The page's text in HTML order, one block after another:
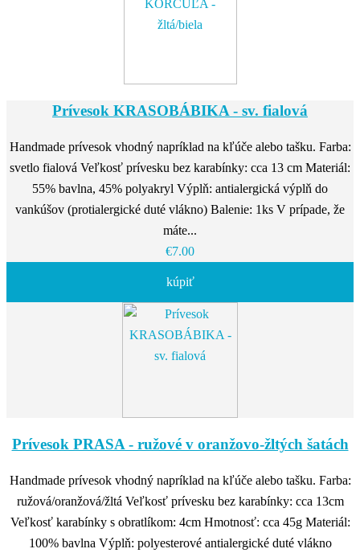
Prívesok KRASOBÁBIKA - sv. fialová
Handmade prívesok vhodný napríklad na kľúče alebo tašku. Farba:
svetlo fialová Veľkosť prívesku bez karabínky: cca 13 cm Materiál:
55% bavlna, 45% polyakryl Výplň: antialergická výplň do
vankúšov (protialergické duté vlákno) Balenie: 1ks V prípade, že
máte...
€7.00
kúpiť
Prívesok PRASA - ružové v oranžovo-žltých šatách
Handmade prívesok vhodný napríklad na kľúče alebo tašku. Farba:
ružová/oranžová/žltá Veľkosť prívesku bez karabínky: cca 13cm
Veľkosť karabínky s obratlíkom: 4cm Hmotnosť: cca 45g Materiál:
100% bavlna Výplň: polyesterové antialergické duté vlákno